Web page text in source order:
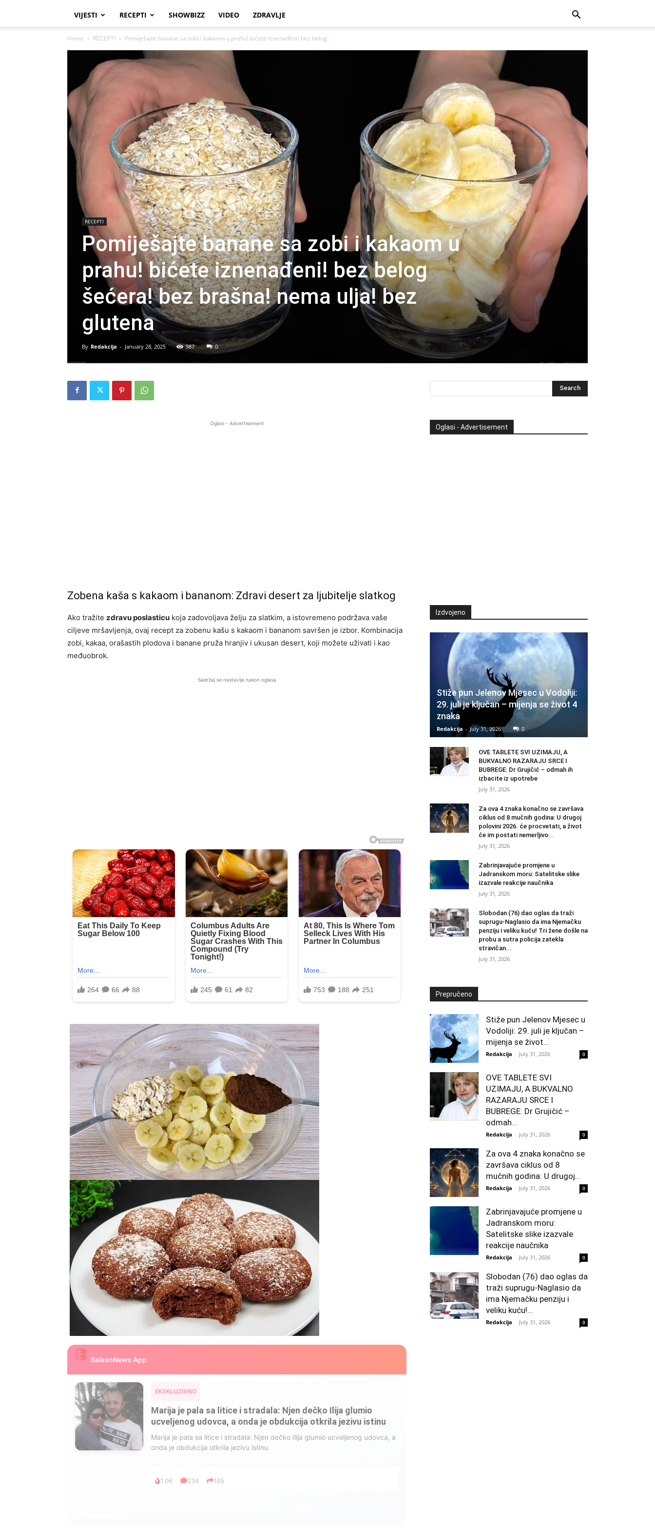
VIJESTI RECEPTI SHOWBIZZ VIDEO ZDRAVLJE
Home RECEPTI Pomiješajte banane sa zobi i kakaom u prahu! bićete iznenađeni! bez belog...
RECEPTI
Pomiješajte banane sa zobi i kakaom u
prahu! bićete iznenađeni! bez belog
šećera! bez brašna! nema ulja! bez
glutena
By Redakcija - January 28, 2025 987 0
Oglasi - Advertisement
Zobena kaša s kakaom i bananom: Zdravi desert za ljubitelje slatkog
Ako tražite zdravu poslasticu koja zadovoljava želju za slatkim, a istovremeno podržava vaše
ciljeve mršavljenja, ovaj recept za zobenu kašu s kakaom i bananom savršen je izbor. Kombinacija
zobi, kakaa, orašastih plodova i banane pruža hranjiv i ukusan desert, koji možete uživati i kao
međuobrok.
Sadržaj se nastavlja nakon oglasa
BalkanNews App
EKSKLUZIVNO
Marija je pala sa litice i stradala: Njen dečko Ilija glumio
ucveljenog udovca, a onda je obdukcija otkrila jezivu istinu
Marija je pala sa litice i stradala: Njen dečko Ilija glumio ucveljenog udovca, a
onda je obdukcija otkrila jezivu istinu
1.0K 234 145
Oglasi - Advertisement
Izdvojeno
Stiže pun Jelenov Mjesec u Vodoliji:
29. juli je ključan – mijenja se život 4
znaka
Redakcija - July 31, 2026 0
OVE TABLETE SVI UZIMAJU, A
BUKVALNO RAZARAJU SRCE I
BUBREGE: Dr Grujičić – odmah ih
izbacite iz upotrebe
July 31, 2026
Za ova 4 znaka konačno se završava
ciklus od 8 mučnih godina: U drugoj
polovini 2026. će procvetati, a život
će im postati nemerljivo...
July 31, 2026
Zabrinjavajuće promjene u
Jadranskom moru: Satelitske slike
izazvale reakcije naučnika
July 31, 2026
Slobodan (76) dao oglas da traži
suprugu-Naglasio da ima Njemačku
penziju i veliku kuću! Tri žene došle na
probu a sutra policija zatekla
stravičan...
July 31, 2026
Prepručeno
Stiže pun Jelenov Mjesec u
Vodoliji: 29. juli je ključan –
mijenja se život...
Redakcija - July 31, 2026 0
OVE TABLETE SVI
UZIMAJU, A BUKVALNO
RAZARAJU SRCE I
BUBREGE: Dr Grujičić –
odmah...
Redakcija - July 31, 2026 0
Za ova 4 znaka konačno se
završava ciklus od 8
mučnih godina: U drugoj...
Redakcija - July 31, 2026 0
Zabrinjavajuće promjene u
Jadranskom moru:
Satelitske slike izazvale
reakcije naučnika
Redakcija - July 31, 2026 0
Slobodan (76) dao oglas da
traži suprugu-Naglasio da
ima Njemačku penziju i
veliku kuću!...
Redakcija - July 31, 2026 0